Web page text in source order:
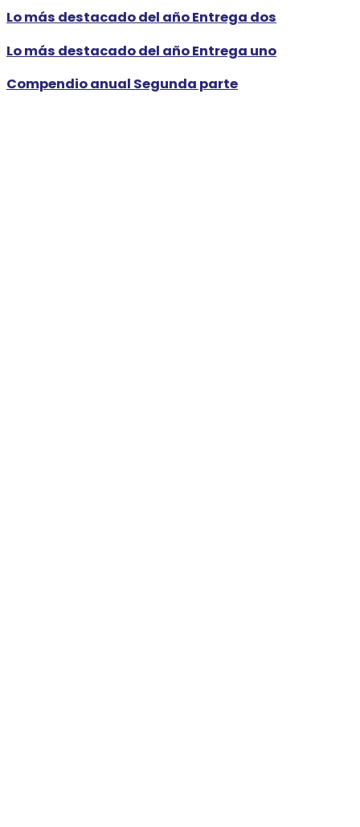
Lo más destacado del año Entrega dos
Lo más destacado del año Entrega uno
Compendio anual Segunda parte